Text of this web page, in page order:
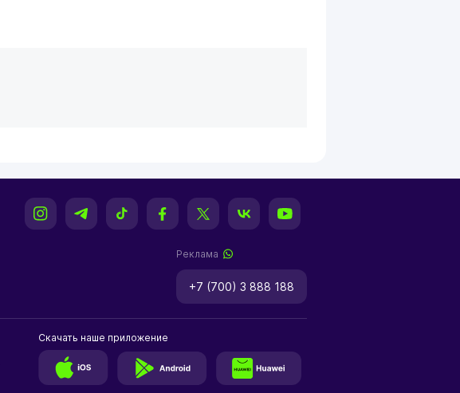
Реклама
+7 (700) 3 888 188
Скачать наше приложение